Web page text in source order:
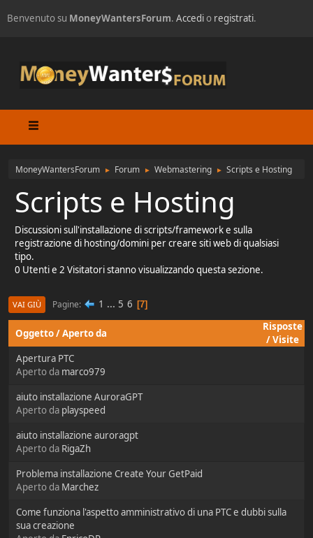
Benvenuto su MoneyWantersForum. Accedio registrati.
MoneyWantersForum ► Forum ► Webmastering ► Scripts e Hosting
Scripts e Hosting
Discussioni sull'installazione di scripts/framework e sulla
registrazione di hosting/domini per creare siti web di qualsiasi
tipo.
0 Utenti e 2 Visitatori stanno visualizzando questa sezione.
VAI GIÙ Pagine 1 ... 5 6 7
Oggetto/Aperto da
Risposte
/Visite
Apertura PTC
Aperto da marco979
aiuto installazione AuroraGPT
Aperto da playspeed
aiuto installazione auroragpt
Aperto da RigaZh
Problema installazione Create Your GetPaid
Aperto da Marchez
Come funziona l'aspetto amministrativo di una PTC e dubbi sulla
sua creazione